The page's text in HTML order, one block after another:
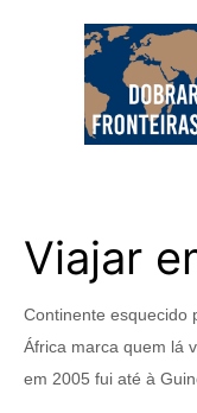
Viajar
Continente esquecido
África marca quem lá
em 2005 fui até à